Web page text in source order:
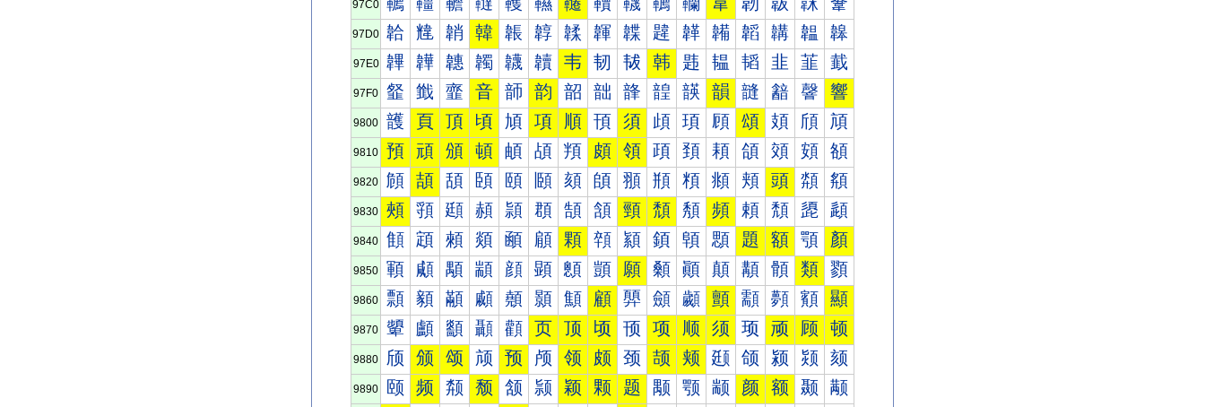
97C0
97D0 韐 韑 韒 韓 韔 韕 韖 韗 韘 韙 韚 韛 韜 韝 韞 韟
97E0 韠 韡 韢 韣 韤 韥 韦 韧 韨 韩 韪 韫 韬 韭 韮 韯
97F0 韰 韱 韲 音 韴 韵 韶 韷 韸 韹 韺 韻 韼 韽 韾 響
9800 頀 頁 頂 頃 頄 項 順 頇 須 頉 頊 頋 頌 頍 頎 頏
9810 預 頑 頒 頓 頔 頕 頖 頗 領 頙 頚 頛 頜 頝 頞 頟
9820 頠 頡 頢 頣 頤 頥 頦 頧 頨 頩 頪 頫 頬 頭 頮 頯
9830 頰 頱 頲 頳 頴 頵 頶 頷 頸 頹 頺 頻 頼 頽 頾 頿
9840 顀 顁 顂 顃 顄 顅 顆 顇 顈 顉 顊 顋 題 額 顎 顏
9850 顐 顑 顒 顓 顔 顕 顖 顗 願 顙 顚 顛 顜 顝 類 顟
9860 顠 顡 顢 顣 顤 顥 顦 顧 顨 顩 顪 顫 顬 顭 顮 顯
9870 顰 顱 顲 顳 顴 页 顶 顷 顸 项 顺 须 顼 顽 顾 顿
9880 颀 颁 颂 颃 预 颅 领 颇 颈 颉 颊 颋 颌 颍 颎 颏
9890 颐 频 颒 颓 颔 颕 颖 颗 题 颙 颚 颛 颜 额 颞 颟